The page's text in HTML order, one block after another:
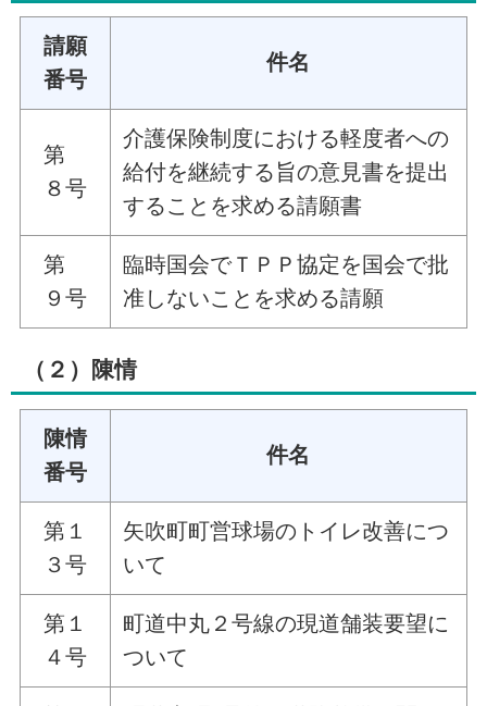
請願
番号
件名
第
８号
介護保険制度における軽度者への
給付を継続する旨の意見書を提出
することを求める請願書
第
９号
臨時国会でＴＰＰ協定を国会で批
准しないことを求める請願
（２）陳情
陳情
番号
件名
第１
３号
矢吹町町営球場のトイレ改善につ
いて
第１
４号
町道中丸２号線の現道舗装要望に
ついて